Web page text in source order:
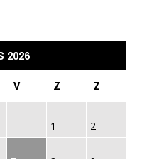
2026
V Z Z
1 2